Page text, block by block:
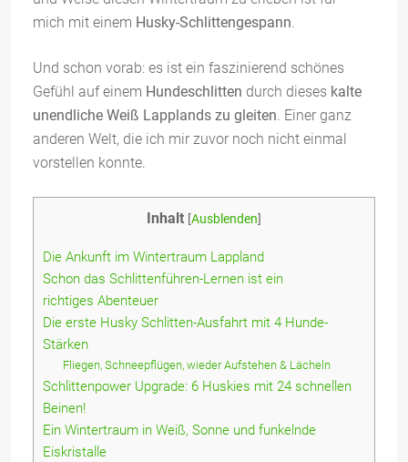
mich mit einem Husky-Schlittengespann.
Und schon vorab: es ist ein faszinierend schönes
Gefühl auf einem Hundeschlitten durch dieses kalte
unendliche Weiß Lapplands zu gleiten. Einer ganz
anderen Welt, die ich mir zuvor noch nicht einmal
vorstellen konnte.
Inhalt [Ausblenden]
Die Ankunft im Wintertraum Lappland
Schon das Schlittenführen-Lernen ist ein
richtiges Abenteuer
Die erste Husky Schlitten-Ausfahrt mit 4 Hunde-
Stärken
Fliegen, Schneepflügen, wieder Aufstehen & Lächeln
Schlittenpower Upgrade: 6 Huskies mit 24 schnellen
Beinen!
Ein Wintertraum in Weiß, Sonne und funkelnde
Eiskristalle